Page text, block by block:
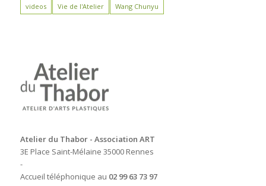
videos
Vie de l'Atelier Wang Chunyu
Atelier du Thabor - Association ART
3E Place Saint-Mélaine 35000 Rennes
-
Accueil téléphonique au 02 99 63 73 97